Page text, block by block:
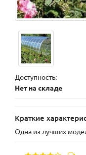
Доступность:
Нет на складе
Краткие
Одна из лучших